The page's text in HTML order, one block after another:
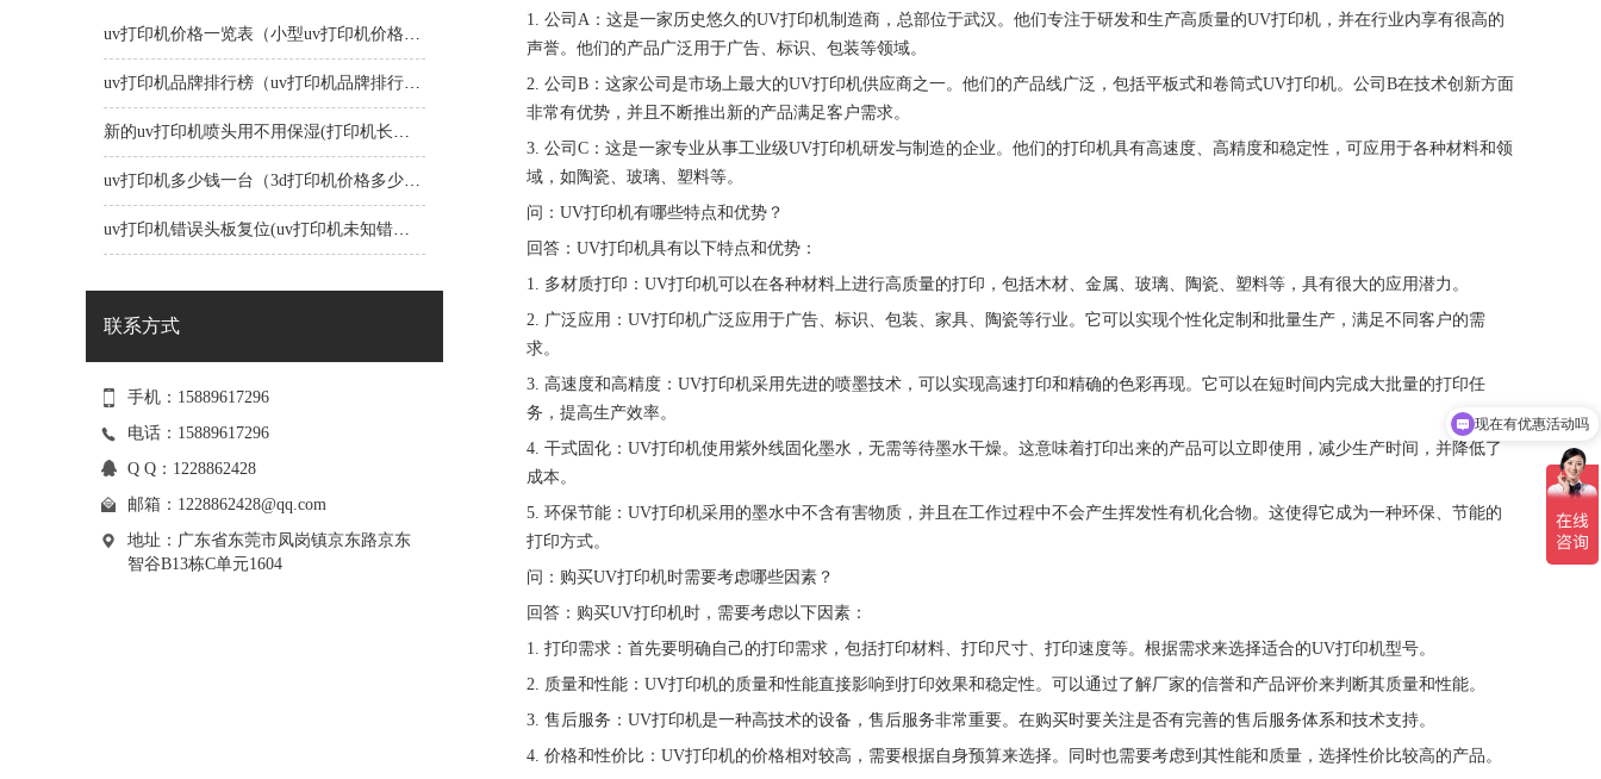
1 2 3
uv打印机价格一览表（小型uv打印机价格一览表）
uv打印机品牌排行榜（uv打印机品牌排行榜前十名）
新的uv打印机喷头用不用保湿(打印机长时间不用喷头会堵吗)
uv打印机多少钱一台（3d打印机价格多少钱一台）
uv打印机错误头板复位(uv打印机未知错误1191)
联系方式
手机：15889617296
电话：15889617296
Q Q：1228862428
邮箱： 1228862428@qq.com
地址：广东省东莞市凤岗镇京东路京东
智谷B13栋C单元1604
1. 公司A：这是一家历史悠久的UV打印机制造商，总部位于武汉。他们专注于研发和生产高质量的UV打印机，并在行业内享有很高的
声誉。他们的产品广泛用于广告、标识、包装等领域。
2. 公司B：这家公司是市场上最大的UV打印机供应商之一。他们的产品线广泛，包括平板式和卷筒式UV打印机。公司B在技术创新方面
非常有优势，并且不断推出新的产品满足客户需求。
3. 公司C：这是一家专业从事工业级UV打印机研发与制造的企业。他们的打印机具有高速度、高精度和稳定性，可应用于各种材料和领
域，如陶瓷、玻璃、塑料等。
问：UV打印机有哪些特点和优势？
回答：UV打印机具有以下特点和优势：
1. 多材质打印：UV打印机可以在各种材料上进行高质量的打印，包括木材、金属、玻璃、陶瓷、塑料等，具有很大的应用潜力。
2. 广泛应用：UV打印机广泛应用于广告、标识、包装、家具、陶瓷等行业。它可以实现个性化定制和批量生产，满足不同客户的需
求。
3. 高速度和高精度：UV打印机采用先进的喷墨技术，可以实现高速打印和精确的色彩再现。它可以在短时间内完成大批量的打印任
务，提高生产效率。
4. 干式固化：UV打印机使用紫外线固化墨水，无需等待墨水干燥。这意味着打印出来的产品可以立即使用，减少生产时间，并降低了
成本。
5. 环保节能：UV打印机采用的墨水中不含有害物质，并且在工作过程中不会产生挥发性有机化合物。这使得它成为一种环保、节能的
打印方式。
问：购买UV打印机时需要考虑哪些因素？
回答：购买UV打印机时，需要考虑以下因素：
1. 打印需求：首先要明确自己的打印需求，包括打印材料、打印尺寸、打印速度等。根据需求来选择适合的UV打印机型号。
2. 质量和性能：UV打印机的质量和性能直接影响到打印效果和稳定性。可以通过了解厂家的信誉和产品评价来判断其质量和性能。
3. 售后服务：UV打印机是一种高技术的设备，售后服务非常重要。在购买时要关注是否有完善的售后服务体系和技术支持。
4. 价格和性价比：UV打印机的价格相对较高，需要根据自身预算来选择。同时也需要考虑到其性能和质量，选择性价比较高的产品。
可以介绍下你们的产品么